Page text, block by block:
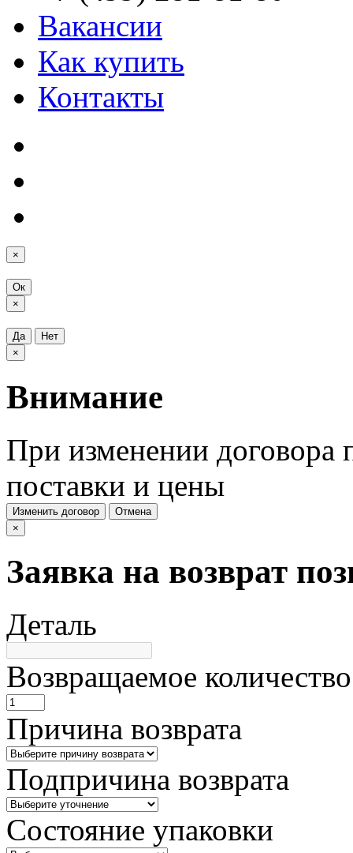
Вакансии
Как купить
Контакты
×
Ок
×
Да
Нет
×
Внимание
При изменении договора
поставки и цены
Изменить договор
Отмена
×
Заявка на возврат
Деталь
Возвращаемое количество
Причина возврата
Подпричина возврата
Состояние упаковки